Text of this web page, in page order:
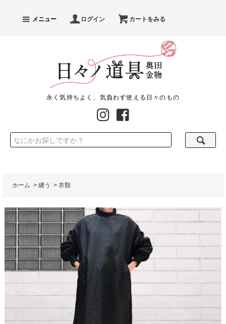
メニュー ログイン カートをみる
永く気持ちよく、気負わず使える日々のもの
ホーム >纏う >衣類